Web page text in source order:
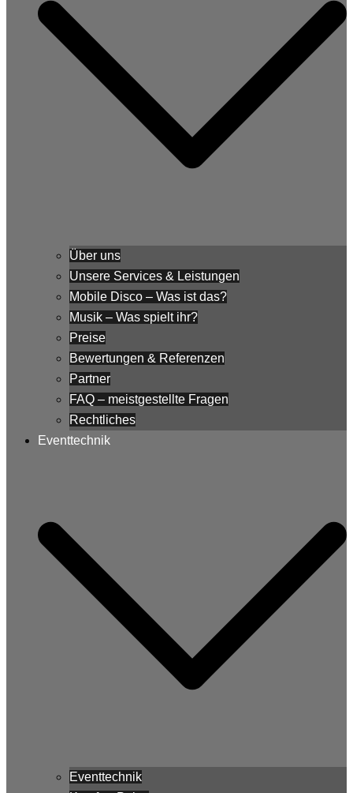
Über uns
Unsere Services & Leistungen
Mobile Disco – Was ist das?
Musik – Was spielt ihr?
Preise
Bewertungen & Referenzen
Partner
FAQ – meistgestellte Fragen
Rechtliches
Eventtechnik
Eventtechnik